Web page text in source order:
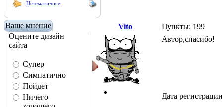
Нетематичное
Ваше мнение
Оцените дизайн
сайта
Супер
Симпатично
Пойдет
Ничего
Vito
Пункты: 199
Автор,спасибо!
Дата